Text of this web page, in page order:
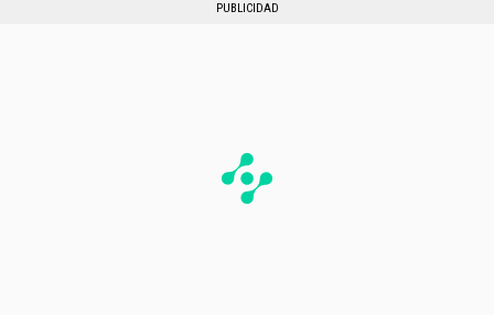
PUBLICIDAD